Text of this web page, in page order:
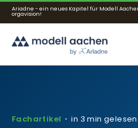
Ariadne - ein neues Kapitel für Modell
orgavision!
Fachartikel •in 3 min gelesen